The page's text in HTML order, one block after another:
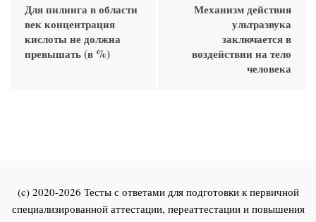
Для пилинга в области
век концентрация
кислоты не должна
превышать (в %)
Механизм действия
ультразвука
заключается в
воздействии на тело
человека
(c) 2020-2026 Тесты с ответами для подготовки к первичной
специализированной аттестации, переаттестации и повышения